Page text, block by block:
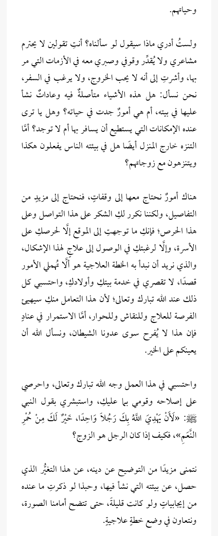
وحياتهم.
ولستُ أدري ماذا سيقول لو سألناه؟ أنتِ تقولين لا يحترم
مشاعري ولا يُقدِّر وقوفي وصبري معه في الأزمات التي مر
بها، وأشرتِ إلى أنه لا يحب الخروج، ولا يرغب في السفر،
نحن نسأل: هل هذه الأشياء متأصلةٌ فيه وعاداتٌ نشأ
عليها في بيته، أم هي أمورٌ جدت في حياته؟ وهل يا ترى
عنده الإمكانات التي يستطيع أن يسافر بها أم لا توجد؟ أمَّا
التنزه خارج المنزل أيضًا هل في بيئته الناس يفعلون هكذا
ويتنزهون مع زوجاتهم؟
هناك أمورٌ نحتاج معها إلى وقفاتٍ، فنحتاج إلى مزيدٍ من
التفاصيل، ولكننا نكرر لكِ الشكر على هذا التواصل وعلى
هذا الحرص؛ فإنكِ ما توجهتِ إلى الموقع إلَّا لحرصكِ على
الأسرة، وإلَّا لرغبتكِ في الوصول إلى علاجٍ لهذا الإشكال،
والذي نريد أن نبدأ به الخطة العلاجية هو ألَّا تُهملي الأمور
قصدًا، لا تقصري في خدمة بيتكِ وأولادكِ، واحتسبي كل
ذلك عند الله تبارك وتعالى؛ لأن هذا التعامل منكِ سيهيئ
الفرصة للعلاج وللنقاش وللحوار، أمَّا الاستمرار في عنادٍ
فإن هذا لا يُفرح سوى عدونا الشيطان، ونسأل الله أن
يعينكم على الخير.
واحتسبي في هذا العمل وجه الله تبارك وتعالى، واحرصي
على إصلاحه وقومي بما عليكِ، واستبشري بقول النبي
ﷺ: «لَأَنْ يَهْدِيَ اللَّهُ بِكَ رَجُلًا وَاحِدًا، خَيْرٌ لَكَ مِنْ حُمْرِ
النَّعَمِ»، فكيف إذا كان الرجل هو الزوج؟
نتمنى مزيدًا من التوضيح عن دينه، عن هذا التغيُّر الذي
حصل، عن بيئته التي نشأ فيها، وحبذا لو ذكرتِ ما عنده
من إيجابياتٍ ولو كانت قليلةً، حتى تتضح أمامنا الصورة،
ونتعاون في وضع خطةٍ علاجيةٍ.